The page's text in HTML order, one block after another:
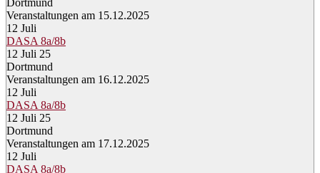
Dortmund
Veranstaltungen am 15.12.2025
12 Juli
DASA 8a/8b
12 Juli 25
Dortmund
Veranstaltungen am 16.12.2025
12 Juli
DASA 8a/8b
12 Juli 25
Dortmund
Veranstaltungen am 17.12.2025
12 Juli
DASA 8a/8b